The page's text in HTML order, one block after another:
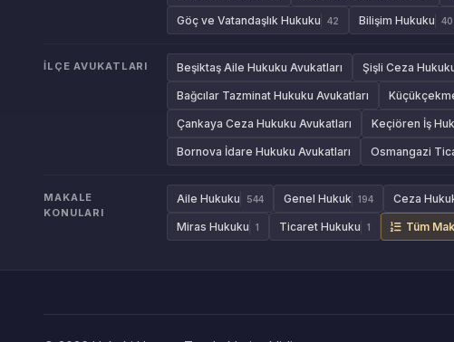
Göç ve Vatandaşlık Hukuku 42 Bilişim Hukuku 40
İLÇE AVUKATLARI Beşiktaş Aile Hukuku Avukatları Şişli Ceza
Bağcılar Tazminat Hukuku Avukatları
Çankaya Ceza Hukuku Avukatları Keçiören İş
Bornova İdare Hukuku Avukatları Osmangazi
MAKALE
KONULARI
Aile Hukuku 544 Genel Hukuk 194 Ceza
Miras Hukuku 1 Ticaret Hukuku 1 Tüm